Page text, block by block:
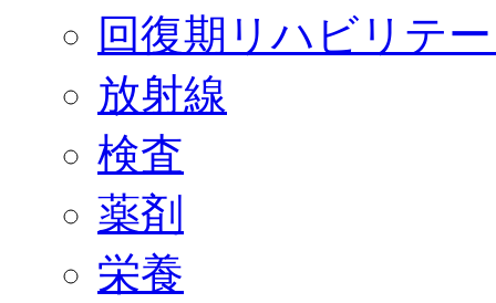
回復期リハビリテ
放射線
検査
薬剤
栄養